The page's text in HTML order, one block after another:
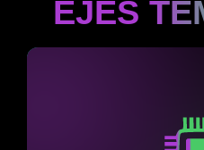
EJES
En la actualidad,e la IA
industrial, lo masivo se